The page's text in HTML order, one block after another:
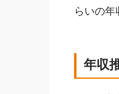
らいの年
年収